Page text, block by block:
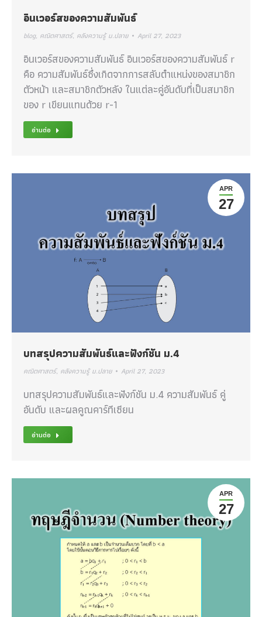
อินเวอร์สของความสัมพันธ์
blog, คณิตศาสตร์, คลังความรู้ ม.ปลาย April 27, 2023
อินเวอร์สของความสัมพันธ์ อินเวอร์สของความสัมพันธ์ r
คือ ความสัมพันธ์ซึ่งเกิดจากการสลับตำแหน่งของสมาชิก
ตัวหน้า และสมาชิกตัวหลัง ในแต่ละคู่อันดับที่เป็นสมาชิก
ของ r เขียนแทนด้วย r-1
อ่านต่อ
APR
27
บทสรุปความสัมพันธ์และฟังก์ชัน ม.4
คณิตศาสตร์, คลังความรู้ ม.ปลาย April 27, 2023
บทสรุปความสัมพันธ์และฟังก์ชัน ม.4 ความสัมพันธ์ คู่
อันดับ และผลคูณคาร์ทีเซียน
อ่านต่อ
APR
27